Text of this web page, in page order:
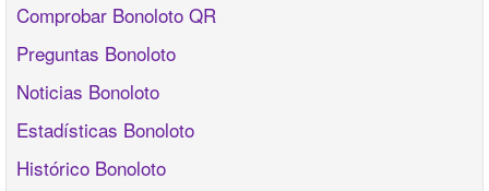
Comprobar Bonoloto QR
Preguntas Bonoloto
Noticias Bonoloto
Estadísticas Bonoloto
Histórico Bonoloto